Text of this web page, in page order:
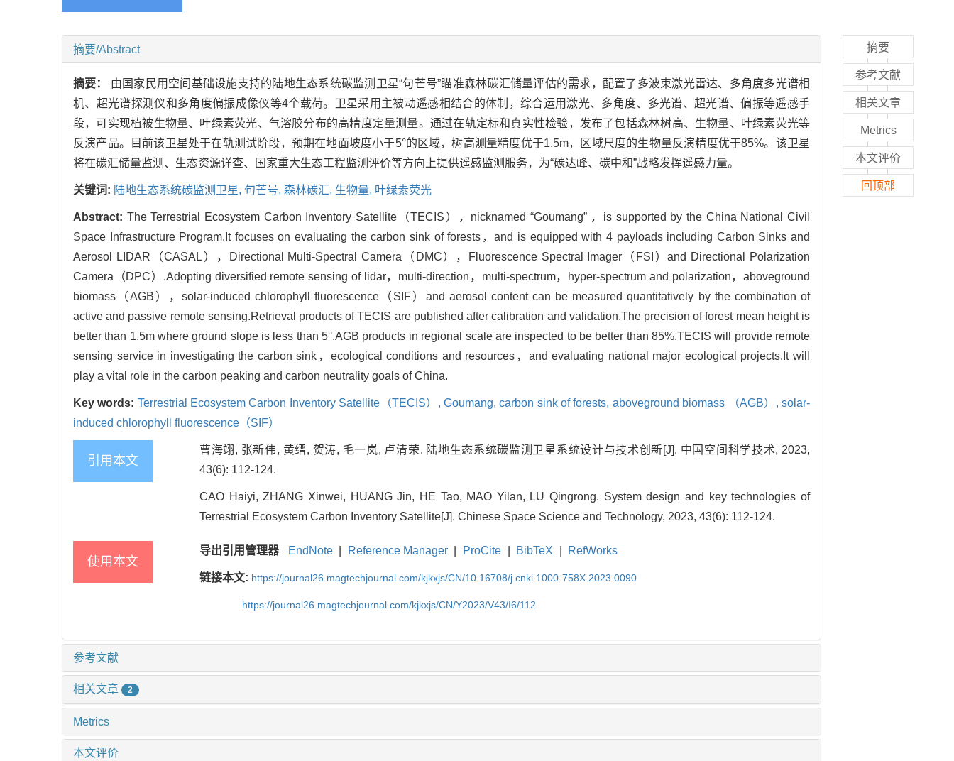
摘要/Abstract
摘要： 由国家民用空间基础设施支持的陆地生态系统碳监测卫星“句芒号”瞄准森林碳汇储量评估的需求，配置了多波束激光雷达、多角度多光谱相
机、超光谱探测仪和多角度偏振成像仪等4个载荷。卫星采用主被动遥感相结合的体制，综合运用激光、多角度、多光谱、超光谱、偏振等遥感手
段，可实现植被生物量、叶绿素荧光、气溶胶分布的高精度定量测量。通过在轨定标和真实性检验，发布了包括森林树高、生物量、叶绿素荧光等
反演产品。目前该卫星处于在轨测试阶段，预期在地面坡度小于5°的区域，树高测量精度优于1.5m，区域尺度的生物量反演精度优于85%。该卫星
将在碳汇储量监测、生态资源详查、国家重大生态工程监测评价等方向上提供遥感监测服务，为“碳达峰、碳中和”战略发挥遥感力量。
关键词: 陆地生态系统碳监测卫星, 句芒号, 森林碳汇, 生物量, 叶绿素荧光
Abstract: The Terrestrial Ecosystem Carbon Inventory Satellite（TECIS），nicknamed “Goumang” ，is supported by the China National Civil
Space Infrastructure Program.It focuses on evaluating the carbon sink of forests，and is equipped with 4 payloads including Carbon Sinks and
Aerosol LIDAR（CASAL），Directional Multi-Spectral Camera（DMC），Fluorescence Spectral Imager（FSI）and Directional Polarization
Camera（DPC）.Adopting diversified remote sensing of lidar，multi-direction，multi-spectrum，hyper-spectrum and polarization，aboveground
biomass（AGB），solar-induced chlorophyll fluorescence（SIF）and aerosol content can be measured quantitatively by the combination of
active and passive remote sensing.Retrieval products of TECIS are published after calibration and validation.The precision of forest mean height is
better than 1.5m where ground slope is less than 5°.AGB products in regional scale are inspected to be better than 85%.TECIS will provide remote
sensing service in investigating the carbon sink，ecological conditions and resources，and evaluating national major ecological projects.It will
play a vital role in the carbon peaking and carbon neutrality goals of China.
Key words: Terrestrial Ecosystem Carbon Inventory Satellite（TECIS）,Goumang,carbon sink of forests, aboveground biomass （AGB）,solar-
induced chlorophyll fluorescence（SIF）
引用本文
曹海翊, 张新伟, 黄缙, 贺涛, 毛一岚, 卢清荣. 陆地生态系统碳监测卫星系统设计与技术创新[J]. 中国空间科学技术, 2023,
43(6): 112-124.
CAO Haiyi, ZHANG Xinwei, HUANG Jin, HE Tao, MAO Yilan, LU Qingrong. System design and key technologies of
Terrestrial Ecosystem Carbon Inventory Satellite[J]. Chinese Space Science and Technology, 2023, 43(6): 112-124.
使用本文
导出引用管理器 EndNote Reference Manager ProCite BibTeX RefWorks
链接本文: https://journal26.magtechjournal.com/kjkxjs/CN/10.16708/j.cnki.1000-758X.2023.0090
https://journal26.magtechjournal.com/kjkxjs/CN/Y2023/V43/I6/112
参考文献
相关文章 2
Metrics
本文评价
摘要
参考文献
相关文章
Metrics
本文评价
回顶部